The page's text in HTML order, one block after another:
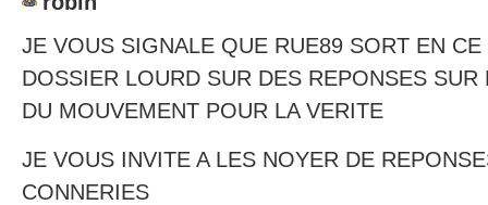
JE VOUS SIGNALE QUE RUE89 SORT EN
DOSSIER LOURD SUR DES REPONSES SUR
DU MOUVEMENT POUR LA VERITE
JE VOUS INVITE A LES NOYER DE
CONNERIES